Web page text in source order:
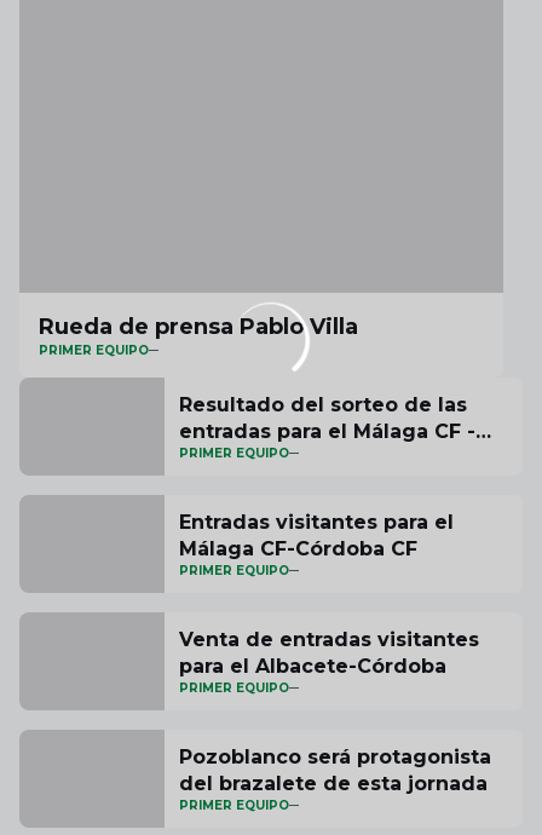
Rueda de prensa Pablo Villa
PRIMER EQUIPO
Resultado del sorteo de las
entradas para el Málaga CF -
Córdoba CF
PRIMER EQUIPO
Entradas visitantes para el
Málaga CF-Córdoba CF
PRIMER EQUIPO
Venta de entradas visitantes
para el Albacete-Córdoba
PRIMER EQUIPO
Pozoblanco será protagonista
del brazalete de esta jornada
PRIMER EQUIPO